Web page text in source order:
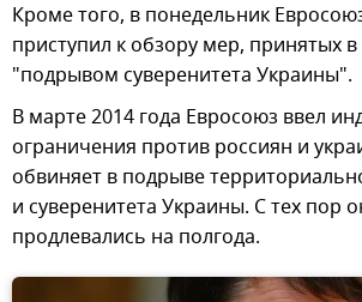
Кроме того, в понедельник
приступил к обзору мер, принятых в
"подрывом суверенитета Украины".
В марте 2014 года Евросоюз ввел
ограничения против россиян и
обвиняет в подрыве
и суверенитета Украины. С тех пор
продлевались на полгода.